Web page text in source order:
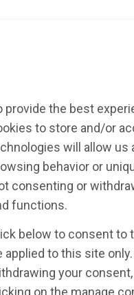
provide the best
to store and/or
will allow us
behavior or
consenting or
functions.
below to consent to
applied to this site
your
on the manage
,neuromyelitis optica
(satralizumab),
optica-
skador i centrala